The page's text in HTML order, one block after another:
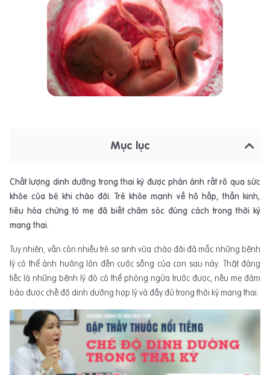
Mục lục
Chất lượng dinh dưỡng trong thai kỳ được phản ánh rất rõ qua sức
khỏe của bé khi chào đời. Trẻ khỏe mạnh về hô hấp, thần kinh,
tiêu hóa chứng tỏ mẹ đã biết chăm sóc đúng cáchtrong thời kỳ
mangthai.
Tuy nhiên, vẫn còn nhiều trẻ sơ sinh vừa chào đời đã mắc những bệnh
lý có thể ảnh hưởng lớn đến cuộc sống của con sau này. Thật đáng
tiếc là những bệnh lý đó có thể phòng ngừa trước được, nếu mẹ đảm
bảo được chế độ dinh dưỡng hợp lý và đầy đủ trong thời kỳ mang thai.